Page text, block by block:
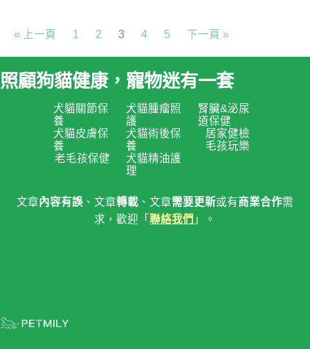
« 上一頁 1 2 3 4 5 下一頁 »
照顧狗貓健康，寵物迷有一套
犬貓關節保
養
犬貓皮膚保
養
老毛孩保健
犬貓腫瘤照
護
犬貓術後保
養
犬貓精油護
理
腎臟&泌尿
道保健
居家健檢
毛孩玩樂
文章內容有誤 、文章轉載 、文章需要更新或有商業合作需
求，歡迎「 聯絡我們 」。